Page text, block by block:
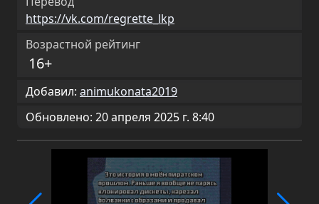
https://vk.com/regrette_lkp
Возрастной рейтинг
16+
Добавил: animukonata2019
Обновлено: 20 апреля 2025 г. 8:40